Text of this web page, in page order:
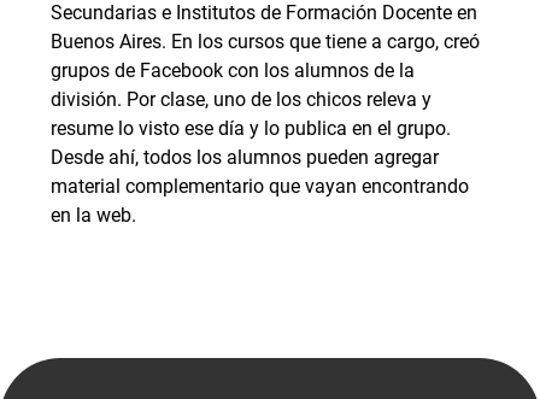
Secundarias e Institutos de Formación Docente en
Buenos Aires. En los cursos que tiene a cargo, creó
grupos de Facebook con los alumnos de la
división. Por clase, uno de los chicos releva y
resume lo visto ese día y lo publica en el grupo.
Desde ahí, todos los alumnos pueden agregar
material complementario que vayan encontrando
en la web.